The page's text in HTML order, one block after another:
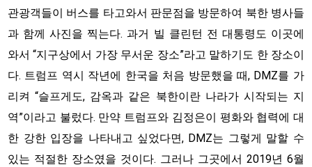
관광객들이 버스를 타고와서 판문점을 방문하여 북한 병사들
과 함께 사진을 찍는다. 과거 빌 클린턴 전 대통령도 이곳에
와서 “지구상에서 가장 무서운 장소”라고 말하기도 한 장소이
다. 트럼프 역시 작년에 한국을 처음 방문했을 때, DMZ를 가
리켜 “슬프게도, 감옥과 같은 북한이란 나라가 시작되는 지
역”이라고 불렀다. 만약 트럼프와 김정은이 평화와 협력에 대
한 강한 입장을 나타내고 싶었다면, DMZ는 그렇게 말할 수
있는 적절한 장소였을 것이다. 그러나 그곳에서 2019년 6월